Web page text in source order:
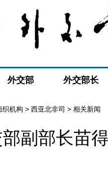
外交部 外交部长
织机构 > 西亚北非司 > 相关新闻
副部长苗